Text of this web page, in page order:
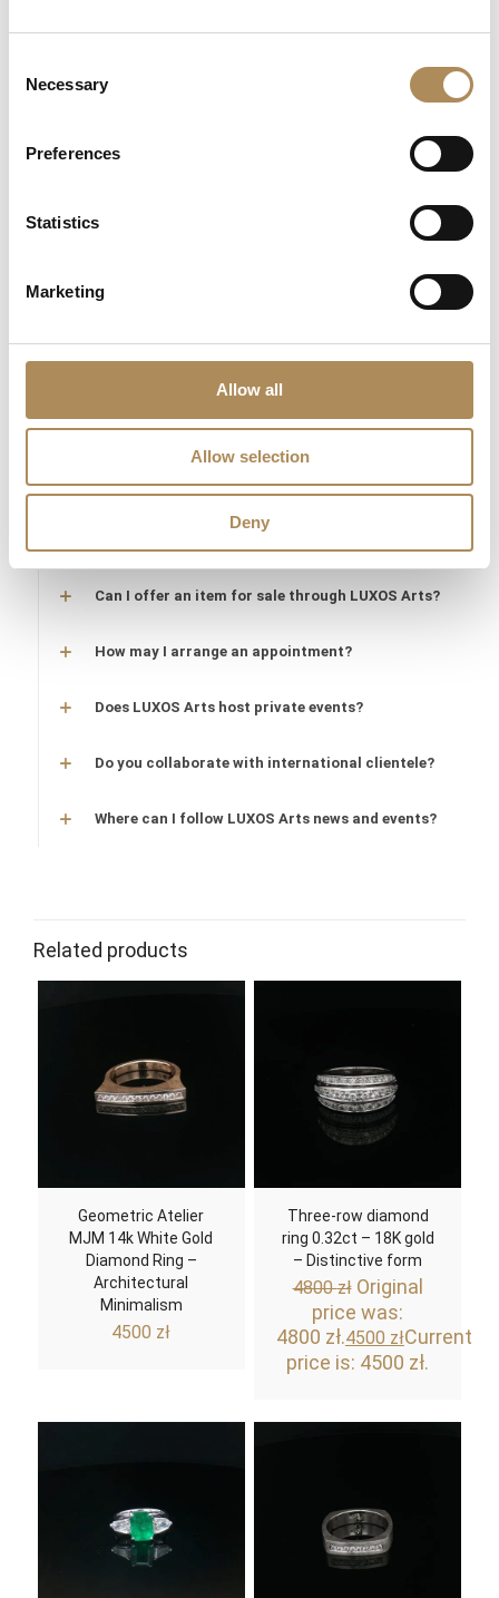
Selection
Necessary
Preferences
Statistics
Marketing
Allow all
Allow selection
Deny
Are the pieces offered by LUXOS Arts authentic
Does each piece include a certificate of
possess?
protected?
Are acquisitions through LUXOS Arts secure?
Can I offer an item for sale through LUXOS Arts?
How may I arrange an appointment?
Does LUXOS Arts host private events?
Do you collaborate with international clientele?
Where can I follow LUXOS Arts news and events?
Related products
Geometric Atelier
MJM 14k White Gold
Diamond Ring –
Architectural
Minimalism
4500 zł
Three-row diamond
ring 0.32ct – 18K gold
– Distinctive form
4800zł Original
price was:
4800 zł.4500 złCurrent
price is: 4500 zł.